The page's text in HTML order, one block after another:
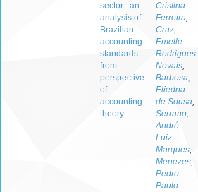
sector : an
analysis of
Brazilian
accounting
standards
from
perspective
of
accounting
theory
Cristina
Ferreira;
Cruz,
Emelle
Rodrigues
Novais;
Barbosa,
Eliedna
de Sousa;
Serrano,
André
Luiz
Marques;
Menezes,
Pedro
Paulo